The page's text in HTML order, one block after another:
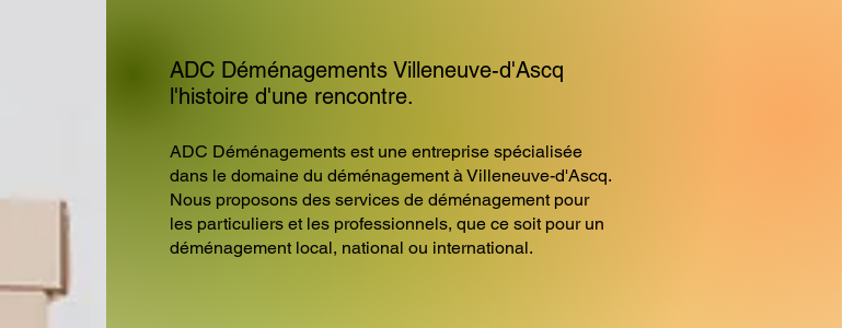
ADC Déménagements Villeneuve-d'Ascq
l'histoire d'une rencontre.
ADC Déménagements est une entreprise spécialisée
dans le domaine du déménagement à Villeneuve-d'Ascq.
Nous proposons des services de déménagement pour
les particuliers et les professionnels, que ce soit pour un
déménagement local, national ou international.